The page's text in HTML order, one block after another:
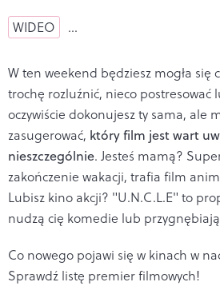
WIDEO …
W ten weekend będziesz mogła się
trochę rozluźnić, nieco postresować
oczywiście dokonujesz ty sama, ale
zasugerować, który film jest wart
nieszczególnie. Jesteś mamą?
zakończenie wakacji, trafia film
Lubisz kino akcji? "U.N.C.L.E" to
nudzą cię komedie lub
Co nowego pojawi się w kinach w
Sprawdź listę premier filmowych!